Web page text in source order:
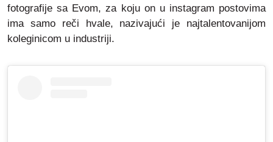
fotografije sa Evom, za koju on u instagram postovima
ima samo reči hvale, nazivajući je najtalentovanijom
koleginicom u industriji.